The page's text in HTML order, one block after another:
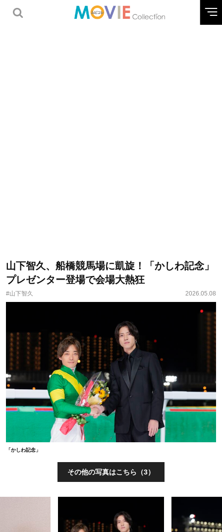
山下智久、船橋競馬場に凱旋！「かしわ記念」
プレゼンター登場で会場大熱狂
#山下智久 2026.05.08
「かしわ記念」
その他の写真はこちら（3）